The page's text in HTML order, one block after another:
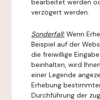
bearbeitet werden
verzögert werden.
Sonderfall:Wenn
Beispiel auf der
die freiwillige
beinhalten, wird
einer Legende
Erhebung
Durchführung der